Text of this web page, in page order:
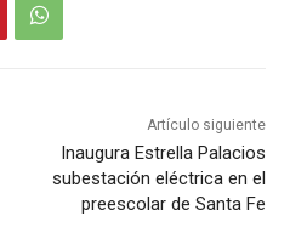
Artículo siguiente
Inaugura Estrella Palacios
subestación eléctrica en el
preescolar de Santa Fe